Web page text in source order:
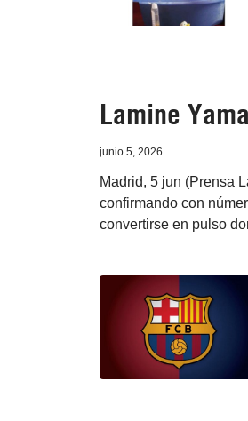
Lamine
junio 5, 2026
Madrid, 5 jun (Prensa
confirmando con
convertirse en pulso